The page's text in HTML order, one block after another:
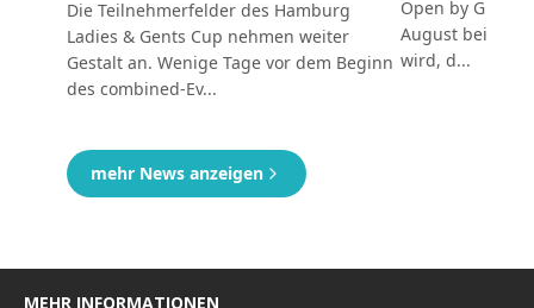
MEHR INFORMATIONEN